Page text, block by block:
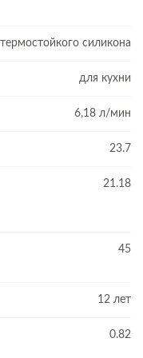
туда, куда нужно.
для использования
и устойчивостью к
комфорта каждый
термостойкого силикона
для кухни
6,18 л/мин
23.7
21.18
45
12 лет
0.82